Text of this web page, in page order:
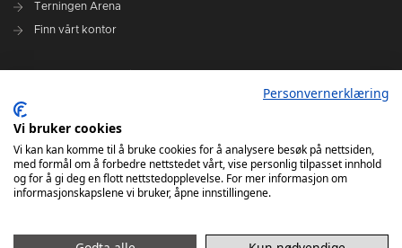
Terningen Arena
Finn vårt kontor
Administrasjonen i Elverum Håndball
Styre og utvalg
VARSLINGSRUTINER FOR ELVERUM HÅNDBALL
Personvernerklæring
Vi bruker cookies
Vi kan kan komme til å bruke cookies for å analysere besøk på nettsiden,
med formål om å forbedre nettstedet vårt, vise personlig tilpasset innhold
og for å gi deg en flott nettstedopplevelse. For mer informasjon om
informasjonskapslene vi bruker, åpne innstillingene.